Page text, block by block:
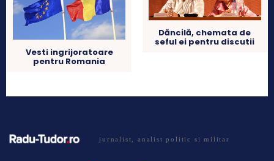
Vesti ingrijoratoare
pentru Romania
Dăncilă, chemata de
seful ei pentru discutii
jurnalist, analist politic si militar